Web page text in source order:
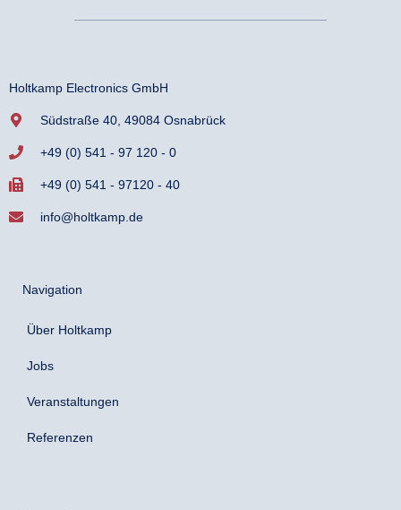
Holtkamp Electronics GmbH
Südstraße 40, 49084 Osnabrück
+49 (0) 541 - 97 120 - 0
+49 (0) 541 - 97120 - 40
info@holtkamp.de
Navigation
Über Holtkamp
Jobs
Veranstaltungen
Referenzen